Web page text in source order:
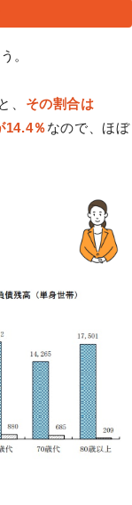
。
、 その割合は
14.4％なので、ほぼ